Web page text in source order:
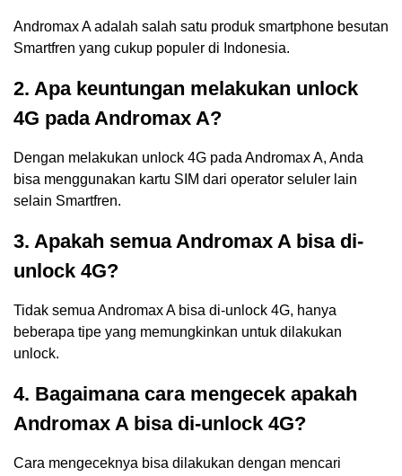
Andromax A adalah salah satu produk smartphone besutan
Smartfren yang cukup populer di Indonesia.
2. Apa keuntungan melakukan unlock
4G pada Andromax A?
Dengan melakukan unlock 4G pada Andromax A, Anda
bisa menggunakan kartu SIM dari operator seluler lain
selain Smartfren.
3. Apakah semua Andromax A bisa di-
unlock 4G?
Tidak semua Andromax A bisa di-unlock 4G, hanya
beberapa tipe yang memungkinkan untuk dilakukan
unlock.
4. Bagaimana cara mengecek apakah
Andromax A bisa di-unlock 4G?
Cara mengeceknya bisa dilakukan dengan mencari